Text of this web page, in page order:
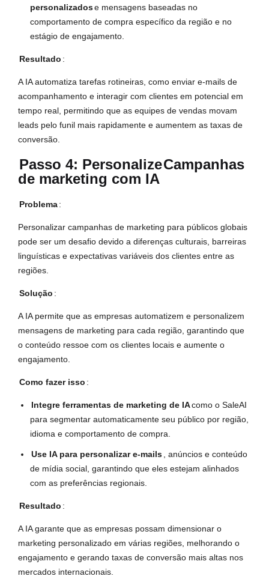
personalizadose mensagens baseadas no
comportamento de compra específico da região e no
estágio de engajamento.
Resultado :
A IA automatiza tarefas rotineiras, como enviar e-mails de
acompanhamento e interagir com clientes em potencial em
tempo real, permitindo que as equipes de vendas movam
leads pelo funil mais rapidamente e aumentem as taxas de
conversão.
Passo 4: PersonalizeCampanhas
de marketing com IA
Problema:
Personalizar campanhas de marketing para públicos globais
pode ser um desafio devido a diferenças culturais, barreiras
linguísticas e expectativas variáveis dos clientes entre as
regiões.
Solução :
A IA permite que as empresas automatizem e personalizem
mensagens de marketing para cada região, garantindo que
o conteúdo ressoe com os clientes locais e aumente o
engajamento.
Como fazer isso :
Integre ferramentas de marketing de IAcomo o SaleAI
para segmentar automaticamente seu público por região,
idioma e comportamento de compra.
Use IA para personalizar e-mails, anúncios e conteúdo
de mídia social, garantindo que eles estejam alinhados
com as preferências regionais.
Resultado :
A IA garante que as empresas possam dimensionar o
marketing personalizado em várias regiões, melhorando o
engajamento e gerando taxas de conversão mais altas nos
mercados internacionais.